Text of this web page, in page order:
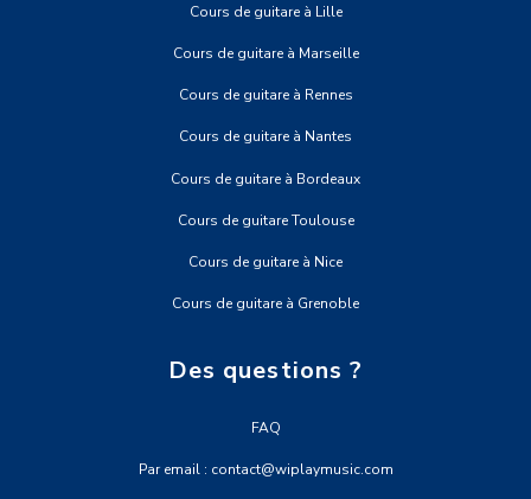
Cours de guitare à Lille
Cours de guitare à Marseille
Cours de guitare à Rennes
Cours de guitare à Nantes
Cours de guitare à Bordeaux
Cours de guitare Toulouse
Cours de guitare à Nice
Cours de guitare à Grenoble
Des questions ?
FAQ
Par email : contact@wiplaymusic.com